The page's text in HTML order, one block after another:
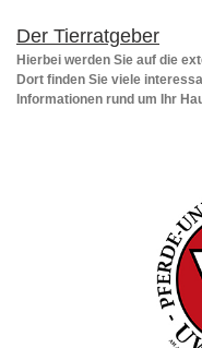
Der Tierratgeber
Hierbei werden Sie auf die
Dort finden Sie viele
Informationen rund um Ihr